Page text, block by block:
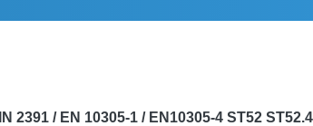
/ EN 10305-1 / EN10305-4 ST52 ST52.4